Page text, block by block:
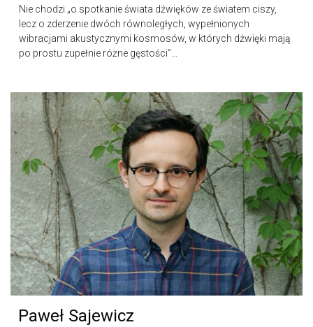
Nie chodzi „o spotkanie świata dźwięków ze światem ciszy,
lecz o zderzenie dwóch równoległych, wypełnionych
wibracjami akustycznymi kosmosów, w których dźwięki mają
po prostu zupełnie różne gęstości”...
Paweł Sajewicz